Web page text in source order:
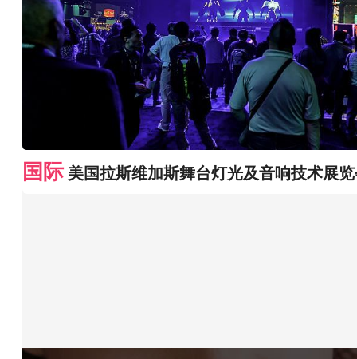
国际 美国拉斯维加斯舞台灯光及音响技术展